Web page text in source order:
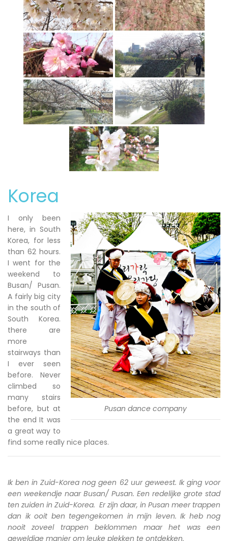
Korea
Pusan dance company
I only been
here, in South
Korea, for less
than 62 hours.
I went for the
weekend to
Busan/ Pusan.
A fairly big city
in the south of
South Korea.
there are
more
stairways than
I ever seen
before. Never
climbed so
many stairs
before, but at
the end It was
a great way to
find some really nice places.
Ik ben in Zuid-Korea nog geen 62 uur geweest. Ik ging voor
een weekendje naar Busan/ Pusan. Een redelijke grote stad
ten zuiden in Zuid-Korea. Er zijn daar, in Pusan meer trappen
dan ik ooit ben tegengekomen in mijn leven. Ik heb nog
nooit zoveel trappen beklommen maar het was een
geweldige manier om leuke plekken te ontdekken.